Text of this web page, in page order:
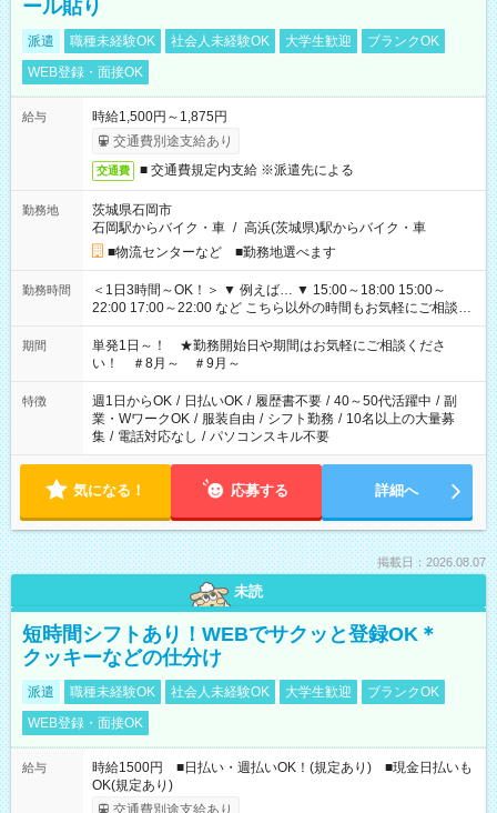
ール貼り
派遣 職種未経験OK 社会人未経験OK 大学生歓迎
ブランクOK
WEB登録・面接OK
給与
時給1,500円～1,875円
交通費別途支給あり
交通費 ■ 交通費規定内支給 ※派遣先による
勤務地
茨城県石岡市
石岡駅からバイク・車 / 高浜(茨城県)駅からバイク・車
■物流センターなど ■勤務地選べます
勤務時間
＜1日3時間～OK！＞ ▼ 例えば… ▼ 15:00～18:00 15:00～
22:00 17:00～22:00 など こちら以外の時間もお気軽にご相談く
ださい！
期間
単発1日～！ ★勤務開始日や期間はお気軽にご相談くださ
い！ ＃8月～ ＃9月～
特徴 週1日からOK / 日払いOK / 履歴書不要 / 40～50代活躍中 / 副
業・WワークOK / 服装自由 / シフト勤務 / 10名以上の大量募
集 / 電話対応なし / パソコンスキル不要
気になる！ 応募する 詳細へ
掲載日：2026.08.07
未読
短時間シフトあり！WEBでサクッと登録OK＊
クッキーなどの仕分け
派遣 職種未経験OK 社会人未経験OK 大学生歓迎
ブランクOK
WEB登録・面接OK
給与
時給1500円 ■日払い・週払いOK！(規定あり) ■現金日払いも
OK(規定あり)
交通費別途支給あり